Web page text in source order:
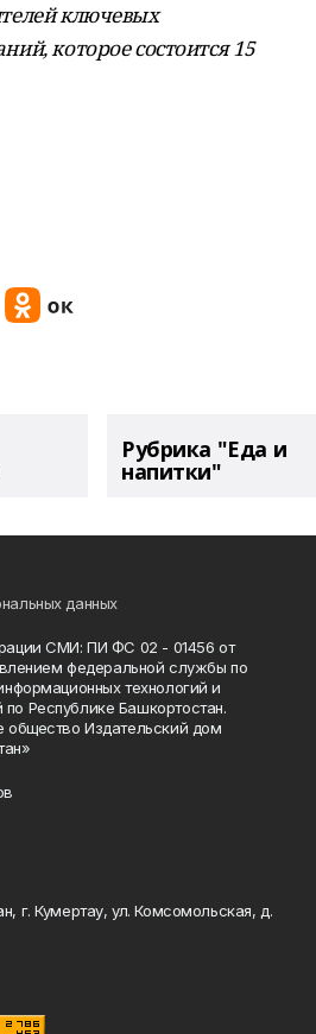
ключевых
которое состоится 15
Рубрика "Еда и
напитки"
данных
СМИ: ПИ ФС 02 - 01456 от
федеральной службы по
технологий и
Республике Башкортостан.
общество Издательский дом
г. Кумертау, ул. Комсомольская, д.